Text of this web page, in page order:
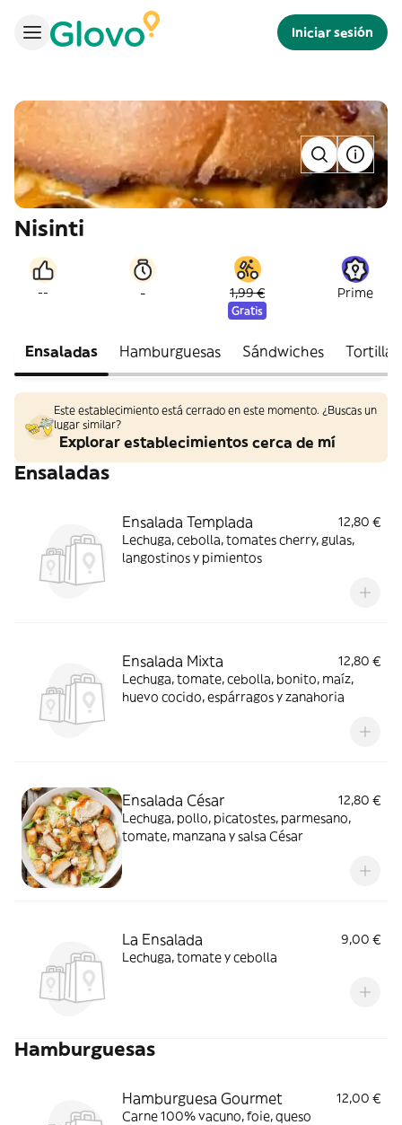
Iniciar sesión
Nisinti
-- - 1,99 €
Gratis
Prime
Ensaladas Hamburguesas Sándwiches Tortillas
Este establecimiento está cerrado en este momento. ¿Buscas un
lugar similar?
Explorar establecimientos cerca de mí
Ensaladas
Ensalada Templada
12,80 €
Lechuga, cebolla, tomates cherry, gulas,
langostinos y pimientos
Ensalada Mixta
12,80 €
Lechuga, tomate, cebolla, bonito, maíz,
huevo cocido, espárragos y zanahoria
Ensalada César
12,80 €
Lechuga, pollo, picatostes, parmesano,
tomate, manzana y salsa César
La Ensalada
9,00 €
Lechuga, tomate y cebolla
Hamburguesas
Hamburguesa Gourmet
12,00 €
Carne 100% vacuno, foie, queso